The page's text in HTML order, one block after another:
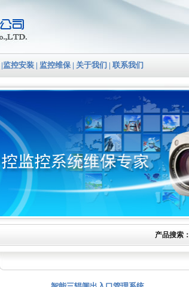
|监控安装 | 监控维保 | 关于我们 | 联系我们
产品搜索：